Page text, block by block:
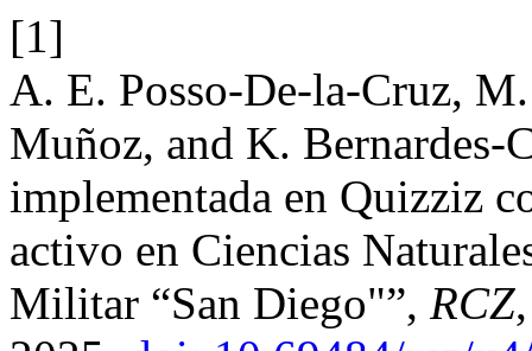
[1]
A. E. Posso-De-la-Cruz,
Muñoz, and K. Bernardes-
implementada en Quizziz
activo en Ciencias
Militar “San Diego"”, RCZ